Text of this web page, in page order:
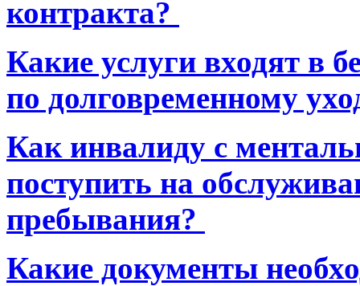
контракта?
Какие услуги входят в
по долговременному
Как инвалиду с
поступить на
пребывания?
Какие документы